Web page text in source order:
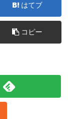
はてブ
コピー